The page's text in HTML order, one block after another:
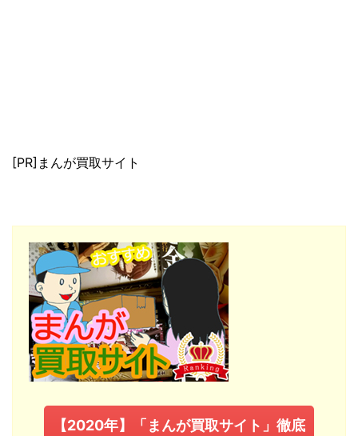
[PR]まんが買取サイト
【2020年】「まんが買取サイト」徹底